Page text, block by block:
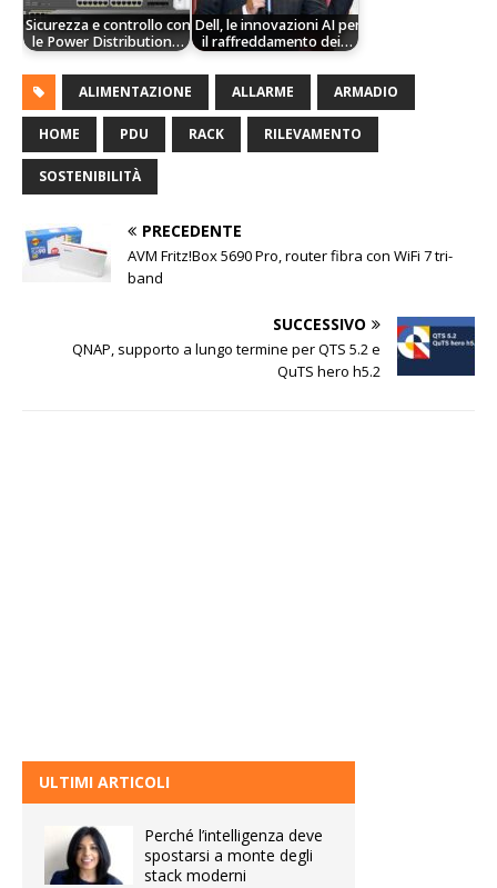
Sicurezza e controllo con
le Power Distribution…
Dell, le innovazioni AI per
il raffreddamento dei…
ALIMENTAZIONE ALLARME ARMADIO
HOME PDU RACK RILEVAMENTO
SOSTENIBILITÀ
PRECEDENTE
AVM Fritz!Box 5690 Pro, router fibra con WiFi 7 tri-
band
SUCCESSIVO
QNAP, supporto a lungo termine per QTS 5.2 e
QuTS hero h5.2
ULTIMI ARTICOLI
Perché l’intelligenza deve
spostarsi a monte degli
stack moderni